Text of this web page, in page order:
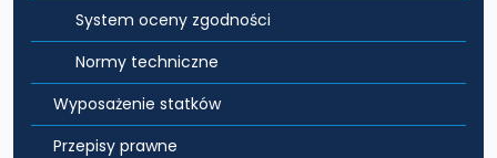
System oceny zgodności
Normy techniczne
Wyposażenie statków
Przepisy prawne